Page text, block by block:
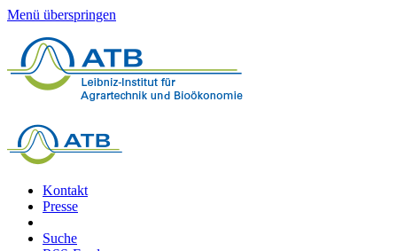
Menü überspringen
Kontakt
Presse
Suche